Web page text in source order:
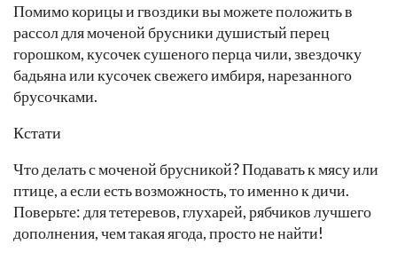
Помимо корицы и гвоздики вы можете положить в
рассол для моченой брусники душистый перец
горошком, кусочек сушеного перца чили, звездочку
бадьяна или кусочек свежего имбиря, нарезанного
брусочками.
Кстати
Что делать с моченой брусникой? Подавать к мясу или
птице, а если есть возможность, то именно к дичи.
Поверьте: для тетеревов, глухарей, рябчиков лучшего
дополнения, чем такая ягода, просто не найти!